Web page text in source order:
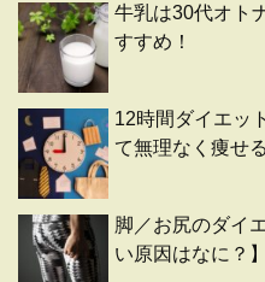
牛乳は30代オト
すすめ！
12時間ダイエッ
て無理なく痩せ
脚／お尻のダイ
い原因はなに？】